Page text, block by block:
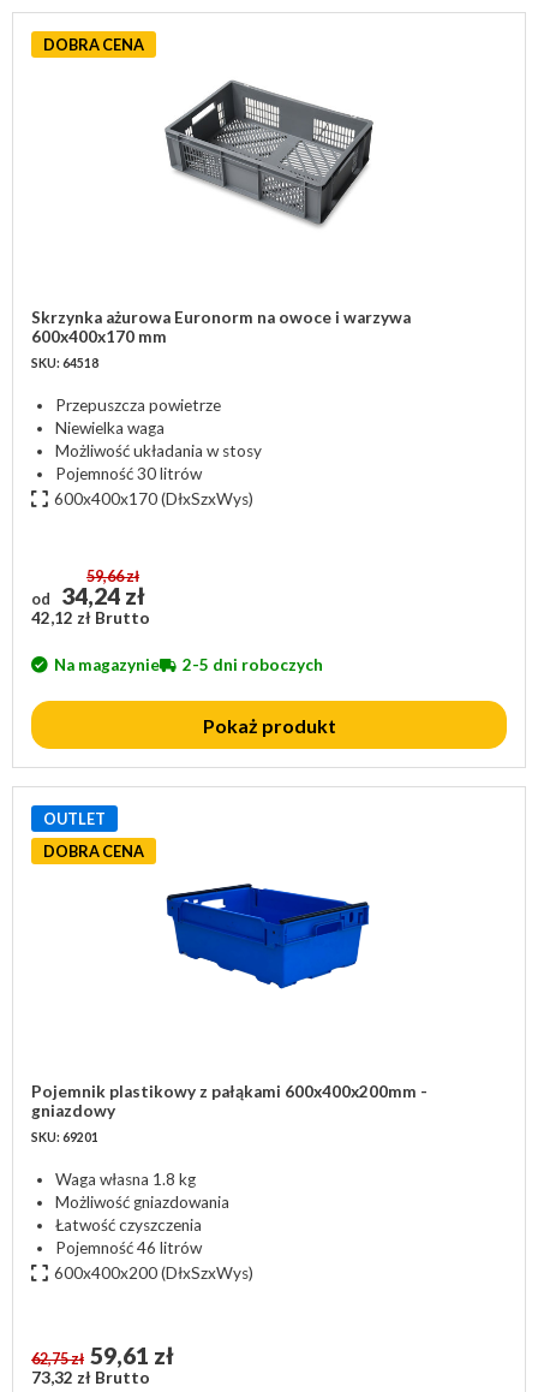
DOBRA CENA
Skrzynka ażurowa Euronorm na owoce i warzywa
600x400x170 mm
SKU: 64518
Przepuszcza powietrze
Niewielka waga
Możliwość układania w stosy
Pojemność 30 litrów
600x400x170(DłxSzxWys)
od
59,66 zł
34,24 zł
42,12 zł Brutto
Na magazynie 2-5 dni roboczych
Pokaż produkt
OUTLET
DOBRA CENA
Pojemnik plastikowy z pałąkami 600x400x200mm -
gniazdowy
SKU: 69201
Waga własna 1.8 kg
Możliwość gniazdowania
Łatwość czyszczenia
Pojemność 46 litrów
600x400x200(DłxSzxWys)
62,75 zł 59,61 zł
73,32 zł Brutto